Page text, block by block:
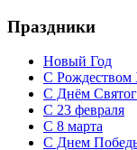
Праздники
Новый Год
С
С Днём
С 23 февраля
C 8 марта
С Днем